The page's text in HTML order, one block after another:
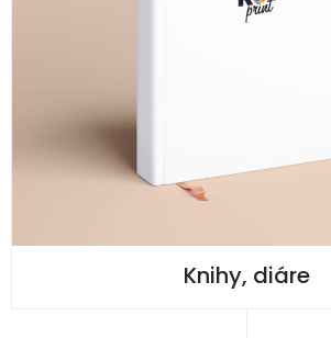
Knihy, diáre